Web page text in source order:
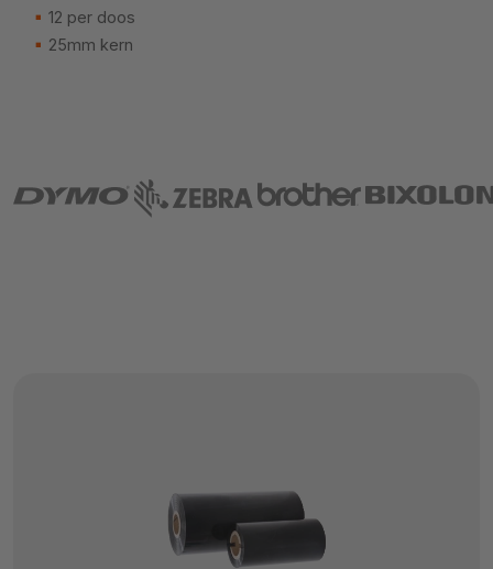
12 per doos
25mm kern